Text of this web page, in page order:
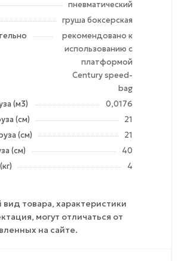
пневматический
груша боксерская
рекомендовано к
использованию с
платформой
Century speed-
bag
(м3)
0,0176
(см)
21
(см)
21
(см)
40
4
товара, характеристики
могут отличаться от
на сайте.